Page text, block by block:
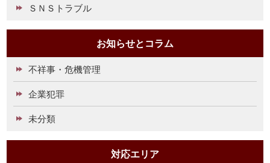
ＳＮＳトラブル
お知らせとコラム
不祥事・危機管理
企業犯罪
未分類
対応エリア